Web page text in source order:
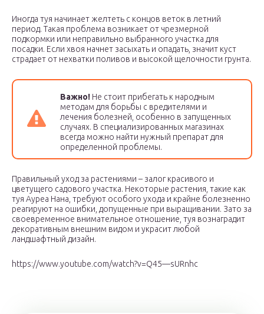
Иногда туя начинает желтеть с концов веток в летний
период. Такая проблема возникает от чрезмерной
подкормки или неправильно выбранного участка для
посадки. Если хвоя начнет засыхать и опадать, значит куст
страдает от нехватки поливов и высокой щелочности грунта.
Важно! Не стоит прибегать к народным
методам для борьбы с вредителями и
лечения болезней, особенно в запущенных
случаях. В специализированных магазинах
всегда можно найти нужный препарат для
определенной проблемы.
Правильный уход за растениями – залог красивого и
цветущего садового участка. Некоторые растения, такие как
туя Ауреа Нана, требуют особого ухода и крайне болезненно
реагируют на ошибки, допущенные при выращивании. Зато за
своевременное внимательное отношение, туя вознаградит
декоративным внешним видом и украсит любой
ландшафтный дизайн.
https://www.youtube.com/watch?v=Q45—sURnhc